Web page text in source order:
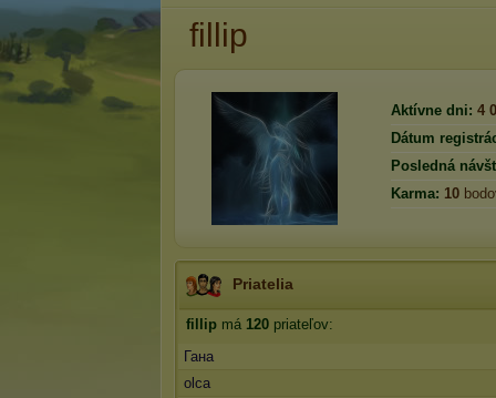
fillip
Aktívne dni: 4
Dátum
Posledná
Karma: 10
Priatelia
fillip má 120 priateľov:
Гана
olca